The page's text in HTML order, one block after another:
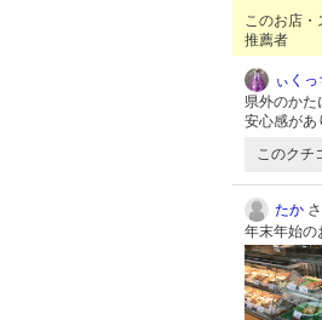
このお店・
推薦者
ぃくっ
県外のかた
安心感があ
このクチ
たか
年末年始の